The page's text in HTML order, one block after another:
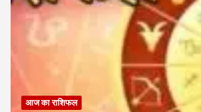
आज का राशिफल